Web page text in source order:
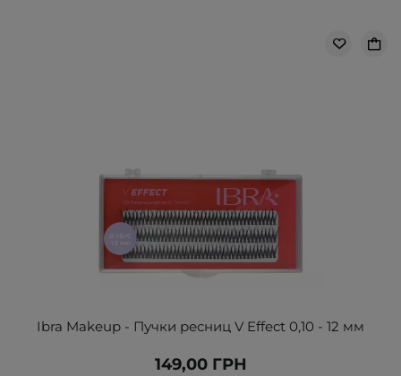
Ibra Makeup - Пучки ресниц V Effect 0,10 - 12 мм
149,00 ГРН